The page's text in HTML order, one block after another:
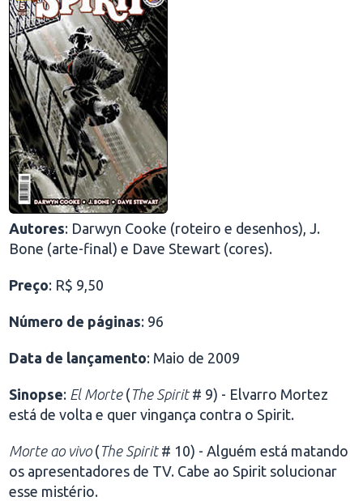
Autores: Darwyn Cooke (roteiro e desenhos), J.
Bone (arte-final) e Dave Stewart (cores).
Preço: R$ 9,50
Número de páginas: 96
Data de lançamento: Maio de 2009
Sinopse: El Morte(The Spirit# 9) - Elvarro Mortez
está de volta e quer vingança contra o Spirit.
Morte ao vivo(The Spirit# 10) - Alguém está matando
os apresentadores de TV. Cabe ao Spirit solucionar
esse mistério.